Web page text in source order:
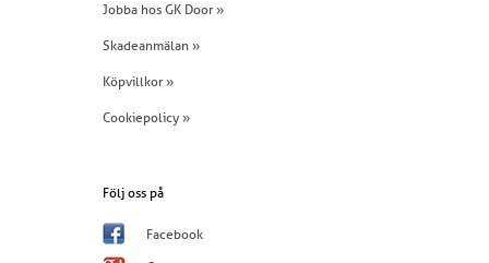
Jobba hos GK Door »
Skadeanmälan »
Köpvillkor »
Cookiepolicy »
Följ oss på
Facebook